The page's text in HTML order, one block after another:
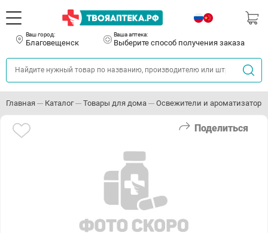
Ваш город:
Благовещенск
Ваша аптека:
Выберите способ получения заказа
Главная Каталог Товары для дома Освежители и ароматизаторы
Поделиться